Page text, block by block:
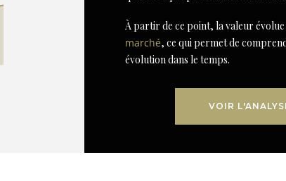
À partir de ce point, la valeur
marché, ce qui permet de
évolution dans le temps.
VOIR